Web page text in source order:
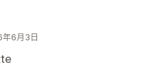
6月3日